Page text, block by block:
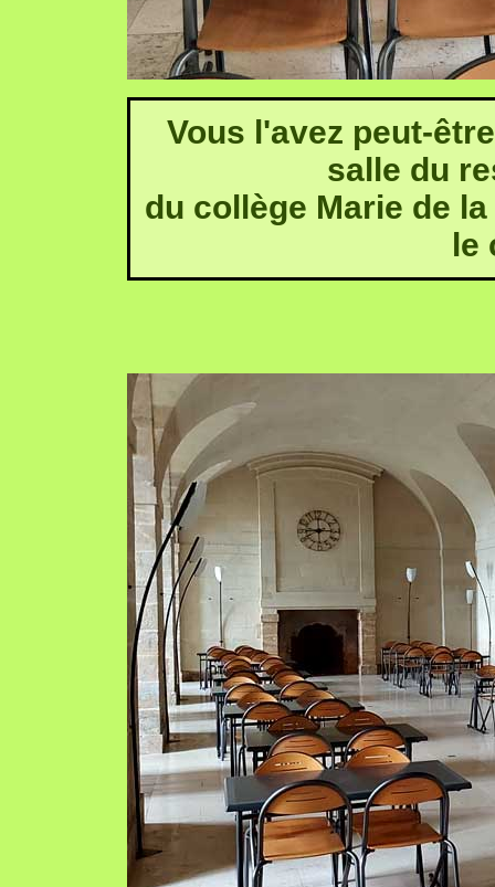
Vous l'avez peut-
salle du
du collège Marie de
le